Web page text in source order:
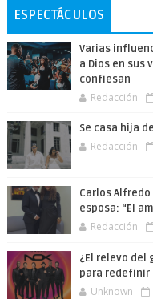
ESPECTÁCULOS
Varias
a Dios en sus
confiesan
Redacción
Se casa hija
Redacción
Carlos
esposa: “El
Redacción
¿El relevo del
para redefinir
Unknown